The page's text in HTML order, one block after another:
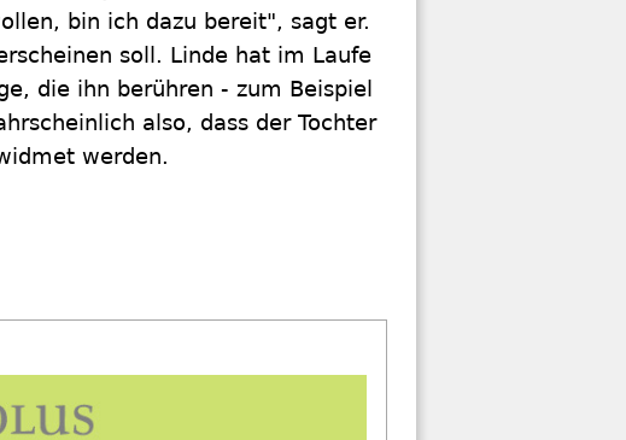
bin ich dazu bereit", sagt er.
soll. Linde hat im Laufe
die ihn berühren - zum Beispiel
also, dass der Tochter
werden.